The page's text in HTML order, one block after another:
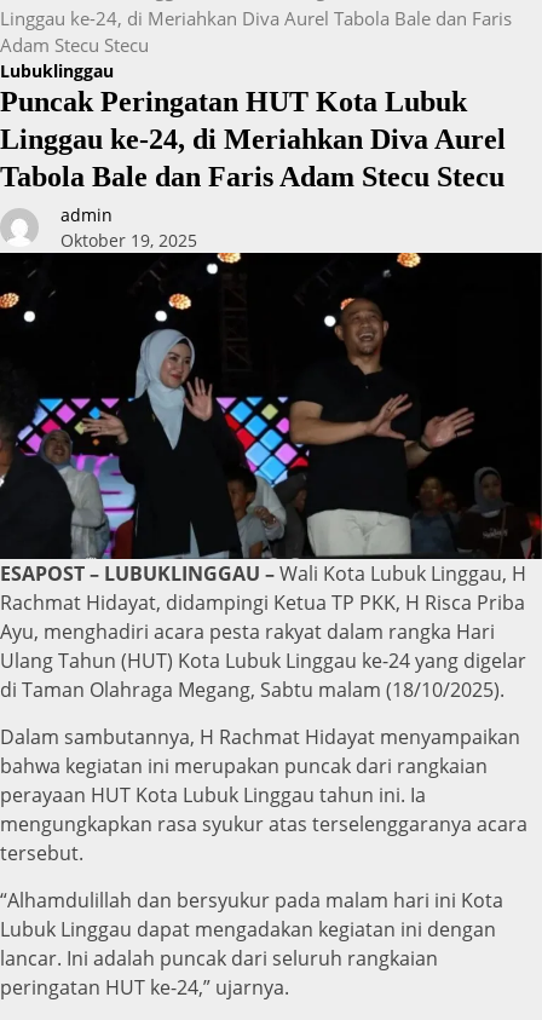
Linggau ke-24, di Meriahkan Diva Aurel Tabola Bale dan Faris
Adam Stecu Stecu
Lubuklinggau
Puncak Peringatan HUT Kota Lubuk
Linggau ke-24, di Meriahkan Diva Aurel
Tabola Bale dan Faris Adam Stecu Stecu
admin
Oktober 19, 2025
ESAPOST – LUBUKLINGGAU –Wali Kota Lubuk Linggau, H
Rachmat Hidayat, didampingi Ketua TP PKK, H Risca Priba
Ayu, menghadiri acara pesta rakyat dalam rangka Hari
Ulang Tahun (HUT) Kota Lubuk Linggau ke-24 yang digelar
di Taman Olahraga Megang, Sabtu malam (18/10/2025).
Dalam sambutannya, H Rachmat Hidayat menyampaikan
bahwa kegiatan ini merupakan puncak dari rangkaian
perayaan HUT Kota Lubuk Linggau tahun ini. Ia
mengungkapkan rasa syukur atas terselenggaranya acara
tersebut.
“Alhamdulillah dan bersyukur pada malam hari ini Kota
Lubuk Linggau dapat mengadakan kegiatan ini dengan
lancar. Ini adalah puncak dari seluruh rangkaian
peringatan HUT ke-24,” ujarnya.